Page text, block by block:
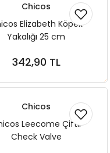
Chicos
Elizabeth Köpek
Yakalığı 25 cm
342,90 TL
Sepete Ekle
Chicos
Leecome Çiftli
Check Valve